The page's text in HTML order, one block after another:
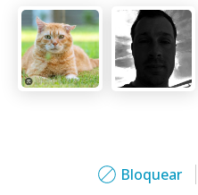
Bloquear